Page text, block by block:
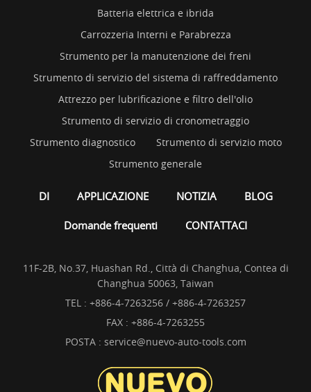
Batteria elettrica e ibrida
Carrozzeria Interni e Parabrezza
Strumento per la manutenzione dei freni
Strumento di servizio del sistema di raffreddamento
Attrezzo per lubrificazione e filtro dell'olio
Strumento di servizio di cronometraggio
Strumento diagnostico
Strumento di servizio moto
Strumento generale
DI APPLICAZIONE NOTIZIA BLOG
Domande frequenti CONTATTACI
11F-2B, No.37, Huashan Rd., Città di Changhua, Contea di
Changhua 50063, Taiwan
TEL : +886-4-7263256 / +886-4-7263257
FAX : +886-4-7263255
POSTA : service@nuevo-auto-tools.com